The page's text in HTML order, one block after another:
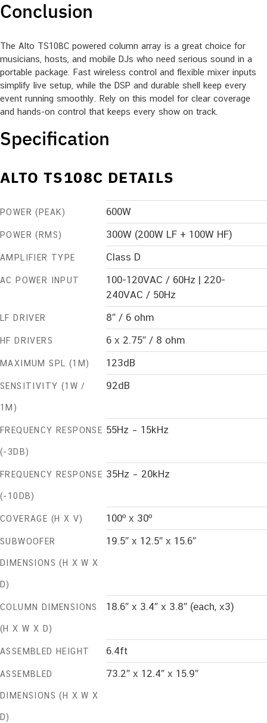
Conclusion
The Alto TS108C powered column array is a great choice for
musicians, hosts, and mobile DJs who need serious sound in a
portable package. Fast wireless control and flexible mixer inputs
simplify live setup, while the DSP and durable shell keep every
event running smoothly. Rely on this model for clear coverage
and hands-on control that keeps every show on track.
Specification
ALTO TS108C DETAILS
POWER (PEAK) 600W
POWER (RMS) 300W (200W LF + 100W HF)
AMPLIFIER TYPE Class D
AC POWER INPUT
100-120VAC / 60Hz | 220-
240VAC / 50Hz
LF DRIVER 8″ / 6 ohm
HF DRIVERS 6 x 2.75″ / 8 ohm
MAXIMUM SPL (1M) 123dB
SENSITIVITY (1W /
1M)
92dB
FREQUENCY RESPONSE
(-3DB)
55Hz – 15kHz
FREQUENCY RESPONSE
(-10DB)
35Hz – 20kHz
COVERAGE (H X V) 100º x 30º
SUBWOOFER
DIMENSIONS (H X W X
D)
19.5″ x 12.5″ x 15.6″
COLUMN DIMENSIONS
(H X W X D)
18.6″ x 3.4″ x 3.8″ (each, x3)
ASSEMBLED HEIGHT 6.4ft
ASSEMBLED
DIMENSIONS (H X W X
D)
73.2″ x 12.4″ x 15.9″